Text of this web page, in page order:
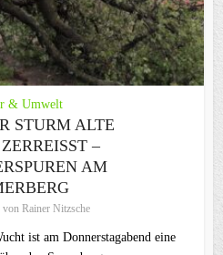
& Umwelt
STURM ALTE
– G
AM S
von Rainer Nitzsche
ist am Donnerstagabend eine